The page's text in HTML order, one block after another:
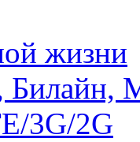
жизни
3G/2G